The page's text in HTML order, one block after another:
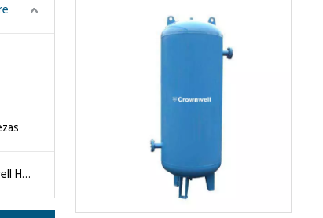
Compresores de aire Crownwell High Pression CWH